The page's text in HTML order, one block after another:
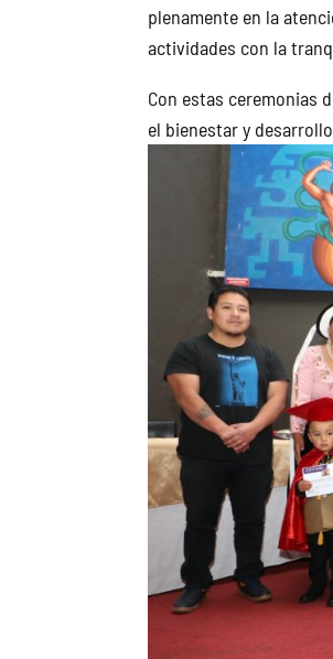
plenamente en la
actividades con la
Con estas ceremonias
el bienestar y